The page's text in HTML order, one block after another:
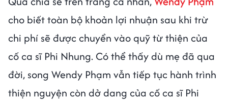
cho biết toàn bộ khoản lợi nhuận sau khi trừ
chi phí sẽ được chuyển vào quỹ từ thiện của
cố ca sĩ Phi Nhung. Có thể thấy dù mẹ đã qua
đời, song Wendy Phạm vẫn tiếp tục hành trình
thiện nguyện còn dở dang của cố ca sĩ Phi